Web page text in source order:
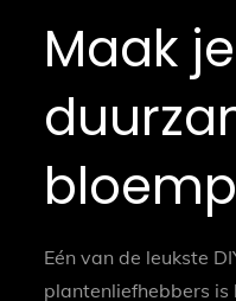
Maak
Eén van de leukste
plantenliefhebbers is